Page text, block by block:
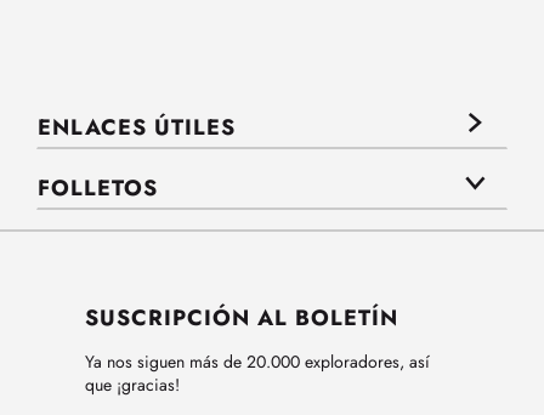
ENLACES ÚTILES
FOLLETOS
SUSCRIPCIÓN AL BOLETÍN
Ya nos siguen más de 20.000 exploradores, así
que ¡gracias!